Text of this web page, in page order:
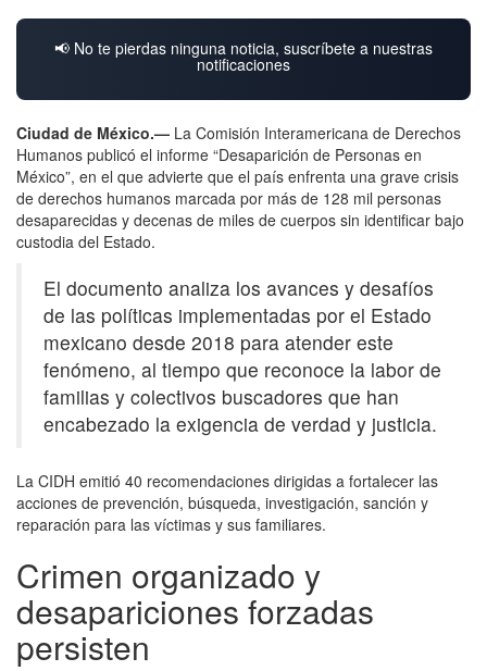
📢 No te pierdas ninguna noticia, suscríbete a nuestras
notificaciones
Ciudad de México.— La Comisión Interamericana de Derechos
Humanos publicó el informe “Desaparición de Personas en
México”, en el que advierte que el país enfrenta una grave crisis
de derechos humanos marcada por más de 128 mil personas
desaparecidas y decenas de miles de cuerpos sin identificar bajo
custodia del Estado.
El documento analiza los avances y desafíos
de las políticas implementadas por el Estado
mexicano desde 2018 para atender este
fenómeno, al tiempo que reconoce la labor de
familias y colectivos buscadores que han
encabezado la exigencia de verdad y justicia.
La CIDH emitió 40 recomendaciones dirigidas a fortalecer las
acciones de prevención, búsqueda, investigación, sanción y
reparación para las víctimas y sus familiares.
Crimen organizado y
desapariciones forzadas
persisten